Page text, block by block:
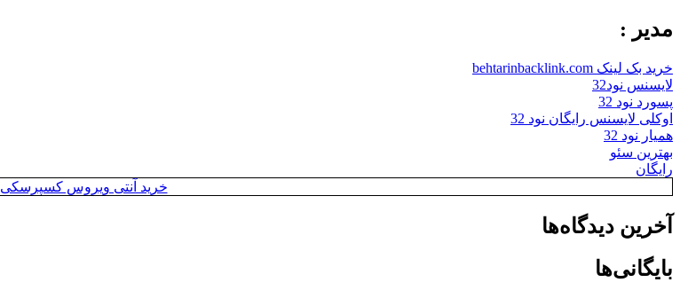
مدیر :
خرید بک لینک behtarinbacklink.com
لایسنس نود32
پسورد نود 32
اوکلی لایسنس رایگان نود 32
همیار نود 32
بهترین سئو
رایگان
خرید آنتی ویروس کسپرسکی
آخرین دیدگاه‌ها
بایگانی‌ها